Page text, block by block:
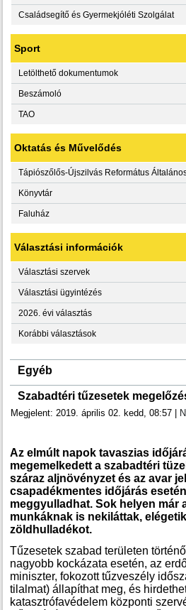
Családsegítő és Gyermekjóléti Szolgálat
Sport
Letölthető dokumentumok
Beszámoló
TAO
Oktatás és Művelődés
Tápiószőlős-Újszilvás Református
Könyvtár
Faluház
Választási információk
Választási szervek
Választási ügyintézés
2026. évi választás
Korábbi választások
Egyéb
Szabadtéri tűzesetek
Megjelent: 2019. április 02. kedd, 08:57
Az elmúlt napok tavaszias
megemelkedett a szabadtéri
száraz aljnövényzet és az avar
csapadékmentes időjárás
meggyulladhat. Sok helyen már
munkáknak is nekiláttak,
zöldhulladékot.
Tűzesetek szabad területen
nagyobb kockázata esetén, az
miniszter, fokozott tűzveszély
tilalmat) állapíthat meg, és
katasztrófavédelem központi